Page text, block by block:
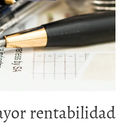
rentabilidad